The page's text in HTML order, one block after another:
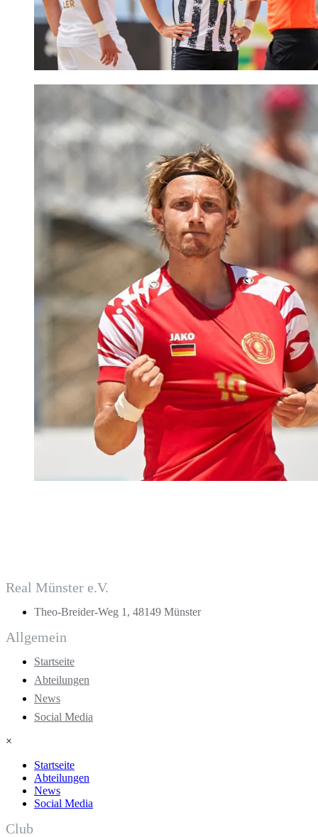
Real Münster e.V.
Theo-Breider-Weg 1, 48149 Münster
Allgemein
Startseite
Abteilungen
News
Social Media
×
Startseite
Abteilungen
News
Social Media
Club